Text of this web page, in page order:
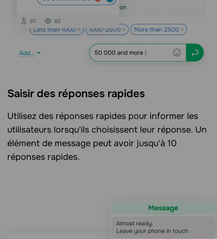
Saisir des réponses rapides
Utilisez des réponses rapides pour informer les
utilisateurs lorsqu'ils choisissent leur réponse. Un
élément de message peut avoir jusqu'à 10
réponses rapides.